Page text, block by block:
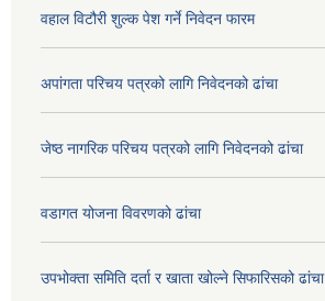
वहाल विटौरी शुल्क पेश गर्ने निवेदन फारम
अपांगता परिचय पत्रको लागि निवेदनको ढांचा
जेष्ठ नागरिक परिचय पत्रको लागि निवेदनको ढांचा
वडागत योजना विवरणको ढांचा
उपभोक्ता समिति दर्ता र खाता खोल्ने सिफारिसको ढांचा